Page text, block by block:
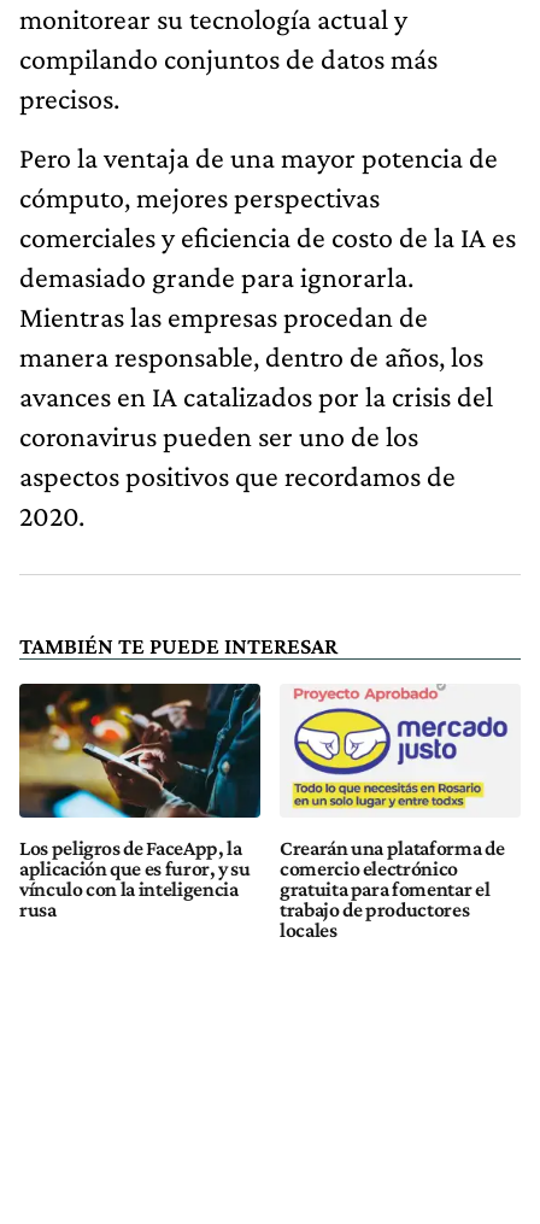
monitorear su tecnología actual y
compilando conjuntos de datos más
precisos.
Pero la ventaja de una mayor potencia de
cómputo, mejores perspectivas
comerciales y eficiencia de costo de la IA es
demasiado grande para ignorarla.
Mientras las empresas procedan de
manera responsable, dentro de años, los
avances en IA catalizados por la crisis del
coronavirus pueden ser uno de los
aspectos positivos que recordamos de
2020.
TAMBIÉN TE PUEDE INTERESAR
Los peligros de FaceApp, la
aplicación que es furor, y su
vínculo con la inteligencia
rusa
Crearán una plataforma de
comercio electrónico
gratuita para fomentar el
trabajo de productores
locales